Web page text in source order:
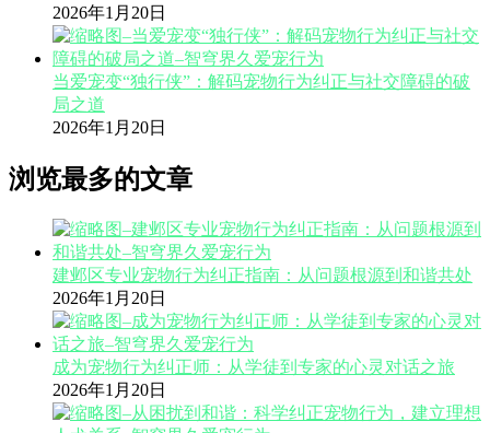
2026年1月20日
当爱宠变“独行侠”：解码宠物行为纠正与社交障碍的破
局之道
2026年1月20日
浏览最多的文章
建邺区专业宠物行为纠正指南：从问题根源到和谐共处
2026年1月20日
成为宠物行为纠正师：从学徒到专家的心灵对话之旅
2026年1月20日